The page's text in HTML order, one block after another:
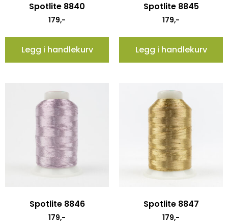
Spotlite 8840
179,-
Legg i handlekurv
Spotlite 8845
179,-
Legg i handlekurv
Spotlite 8846
179,-
Spotlite 8847
179,-